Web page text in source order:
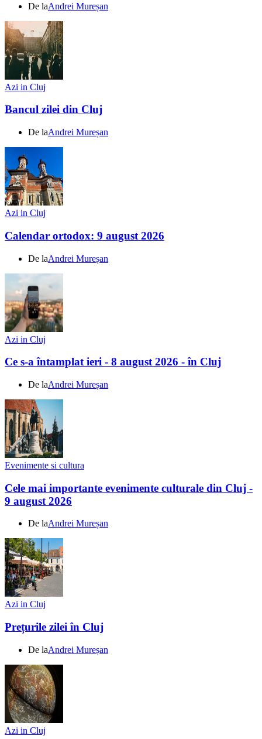
De laAndrei Mureșan
Azi in Cluj
Bancul zilei din Cluj
De laAndrei Mureșan
Azi in Cluj
Calendar ortodox: 9 august 2026
De laAndrei Mureșan
Azi in Cluj
Ce s-a întamplat ieri - 8 august 2026 - în Cluj
De laAndrei Mureșan
Evenimente si cultura
Cele mai importante evenimente culturale din Cluj -
9 august 2026
De laAndrei Mureșan
Azi in Cluj
Prețurile zilei în Cluj
De laAndrei Mureșan
Azi in Cluj